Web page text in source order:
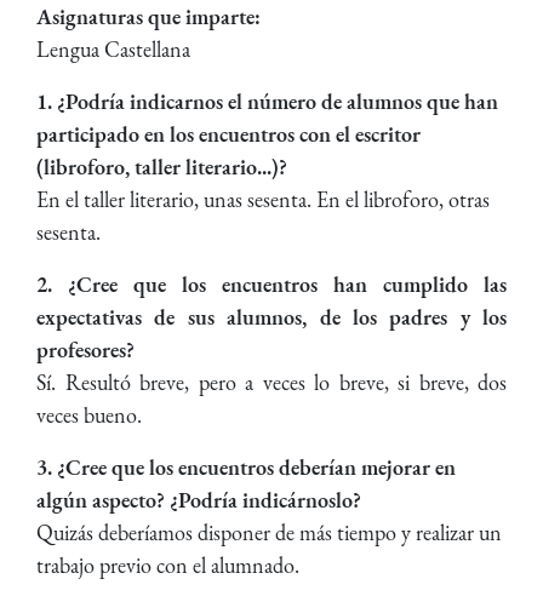
Asignaturas que imparte:
Lengua Castellana
1. ¿Podría indicarnos el número de alumnos que han
participado en los encuentros con el escritor
(libroforo, taller literario...)?
En el taller literario, unas sesenta. En el libroforo, otras
sesenta.
2. ¿Cree que los encuentros han cumplido las
expectativas de sus alumnos, de los padres y los
profesores?
Sí. Resultó breve, pero a veces lo breve, si breve, dos
veces bueno.
3. ¿Cree que los encuentros deberían mejorar en
algún aspecto? ¿Podría indicárnoslo?
Quizás deberíamos disponer de más tiempo y realizar un
trabajo previo con el alumnado.